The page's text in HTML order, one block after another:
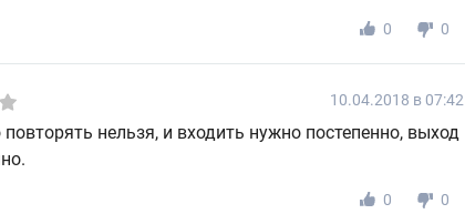
0 0
10.04.2018 в 07:42
нельзя, и входить нужно постепенно, выход
0 0